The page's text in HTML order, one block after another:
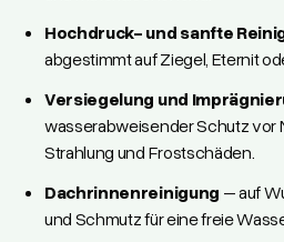
Hochdruck- und sanfte
abgestimmt auf Ziegel, Eternit
Versiegelung und
wasserabweisender Schutz vor
Strahlung und Frostschäden.
Dachrinnenreinigung – auf
und Schmutz für eine freie